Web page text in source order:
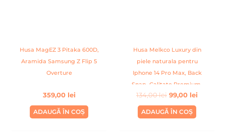
Husa MagEZ 3 Pitaka 600D,
Aramida Samsung Z Flip 5
Overture
359,00 lei
ADAUGĂ ÎN COȘ
Husa Melkco Luxury din
piele naturala pentru
Iphone 14 Pro Max, Back
Snap, Calitate Premium,
Handmade, Albastru inchis
134,00lei 99,00 lei
ADAUGĂ ÎN COȘ